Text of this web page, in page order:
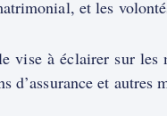
et les
vise à éclairer sur les
d’assurance et